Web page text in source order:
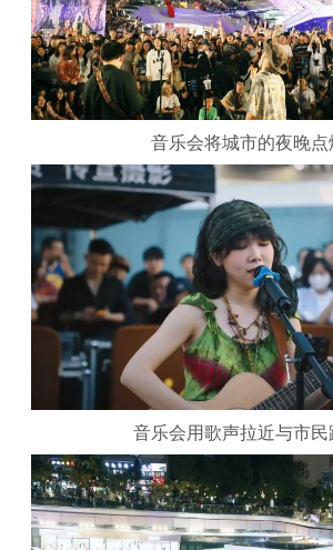
音乐会将城市的夜晚点
音乐会用歌声拉近与市民